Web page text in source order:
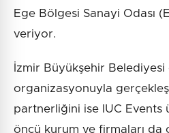
Ege Bölgesi Sanayi Odası
veriyor.
İzmir Büyükşehir
organizasyonuyla
partnerliğini ise IUC Events
öncü kurum ve firmaları da